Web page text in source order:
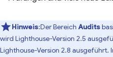
Hinweis:Der Bereich Audits
wird Lighthouse-Version 2.5
Lighthouse-Version 2.8